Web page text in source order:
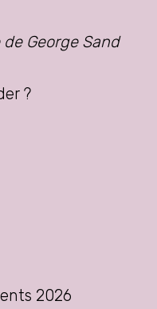
George Sand
?
2026